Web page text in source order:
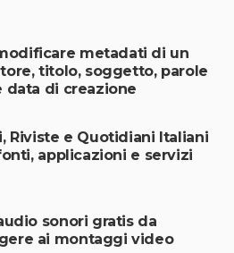
metadati di un
titolo, soggetto, parole
data di creazione
Riviste e Quotidiani Italiani
applicazioni e servizi
sonori gratis da
ai montaggi video